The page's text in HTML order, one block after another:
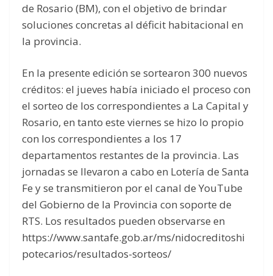
de Rosario (BM), con el objetivo de brindar
soluciones concretas al déficit habitacional en
la provincia.
En la presente edición se sortearon 300 nuevos
créditos: el jueves había iniciado el proceso con
el sorteo de los correspondientes a La Capital y
Rosario, en tanto este viernes se hizo lo propio
con los correspondientes a los 17
departamentos restantes de la provincia. Las
jornadas se llevaron a cabo en Lotería de Santa
Fe y se transmitieron por el canal de YouTube
del Gobierno de la Provincia con soporte de
RTS. Los resultados pueden observarse en
https://www.santafe.gob.ar/ms/nidocreditoshi
potecarios/resultados-sorteos/